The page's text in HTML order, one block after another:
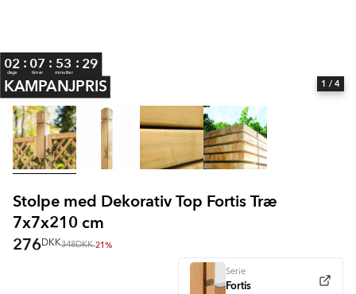
02
dage
: 07
timer
: 53
minutter
: 29
KAMPANJPRIS 1 / 4
Stolpe med Dekorativ Top Fortis Træ
7x7x210 cm
276DKK348DKK-21%
Serie
Fortis